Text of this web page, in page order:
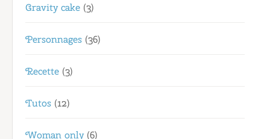
Gravity cake (3)
Personnages (36)
Recette (3)
Tutos (12)
Woman only(6)